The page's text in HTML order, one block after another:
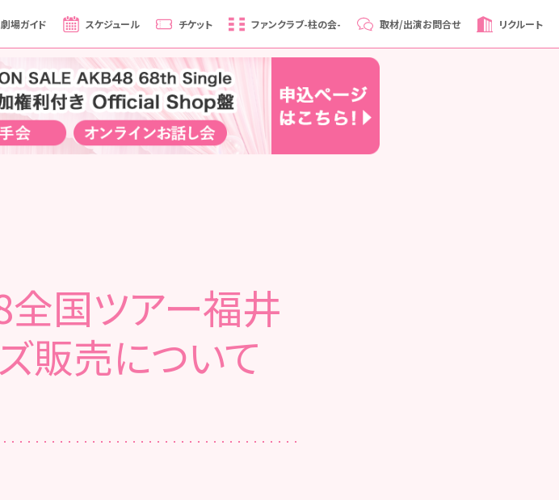
劇場ガイド スケジュール チケット ファンクラブ-柱の会- 取材/出演お問合せ リクルート
国ツアー福井
販売について